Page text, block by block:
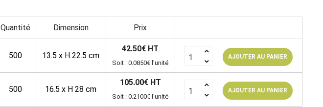
Quantité Dimension Prix
500 13.5 x H 22.5 cm
42.50€ HT
Soit : 0.0850€ l'unité
AJOUTER AU PANIER
500 16.5 x H 28 cm
105.00€ HT
Soit : 0.2100€ l'unité
AJOUTER AU PANIER